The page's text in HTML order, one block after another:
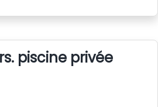
piscine privée